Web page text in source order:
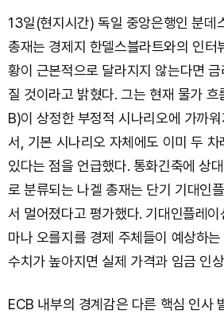
13일(현지시간) 독일 중앙은행인 분데
총재는 경제지 한델스블라트와의 인터
황이 근본적으로 달라지지 않는다면
질 것이라고 밝혔다. 그는 현재 물가
B)이 상정한 부정적 시나리오에 가까
서, 기본 시나리오 자체에도 이미 두
있다는 점을 언급했다. 통화긴축에 상
로 분류되는 나겔 총재는 단기 기대인
서 멀어졌다고 평가했다. 기대인플레
마나 오를지를 경제 주체들이 예상하
수치가 높아지면 실제 가격과 임금 인
ECB 내부의 경계감은 다른 핵심 인사